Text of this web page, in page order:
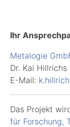
Ihr
Metalogie
Dr. Kai
E-Mail:
Das Projekt
für Forschung,